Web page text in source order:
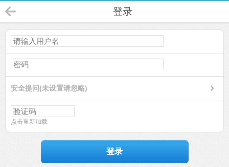
登录
安全提问(未设置请忽略)
点击重新加载
登录